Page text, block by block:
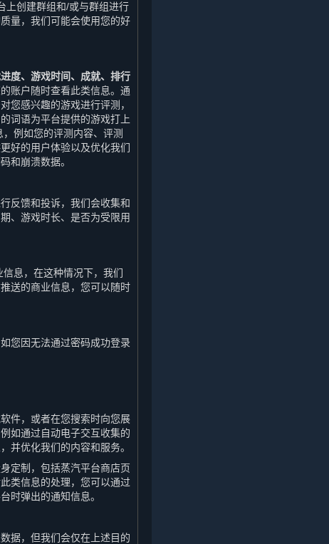
上创建群组和/或与群组进行
量，我们可能会使用您的好
度、游戏时间、成就、排行
账户随时查看此类信息。通
您感兴趣的游戏进行评测，
词语为平台提供的游戏打上
例如您的评测内容、评测
好的用户体验以及优化我们
和崩溃数据。
反馈和投诉，我们会收集和
、游戏时长、是否为受限用
息，在这种情况下，我们
送的商业信息，您可以随时
您因无法通过密码成功登录
件，或者在您搜索时向您展
如通过自动电子交互收集的
并优化我们的内容和服务。
定制，包括蒸汽平台商店页
类信息的处理，您可以通过
时弹出的通知信息。
据，但我们会仅在上述目的